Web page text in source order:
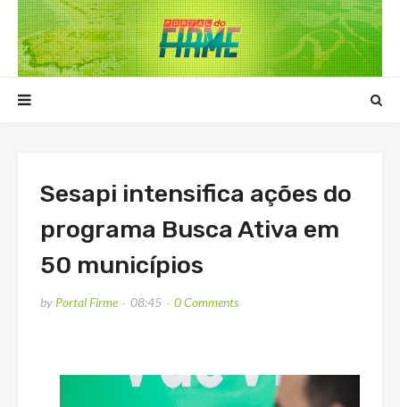
Sesapi intensifica ações do
programa Busca Ativa em
50 municípios
byPortal Firme 08:45 0 Comments